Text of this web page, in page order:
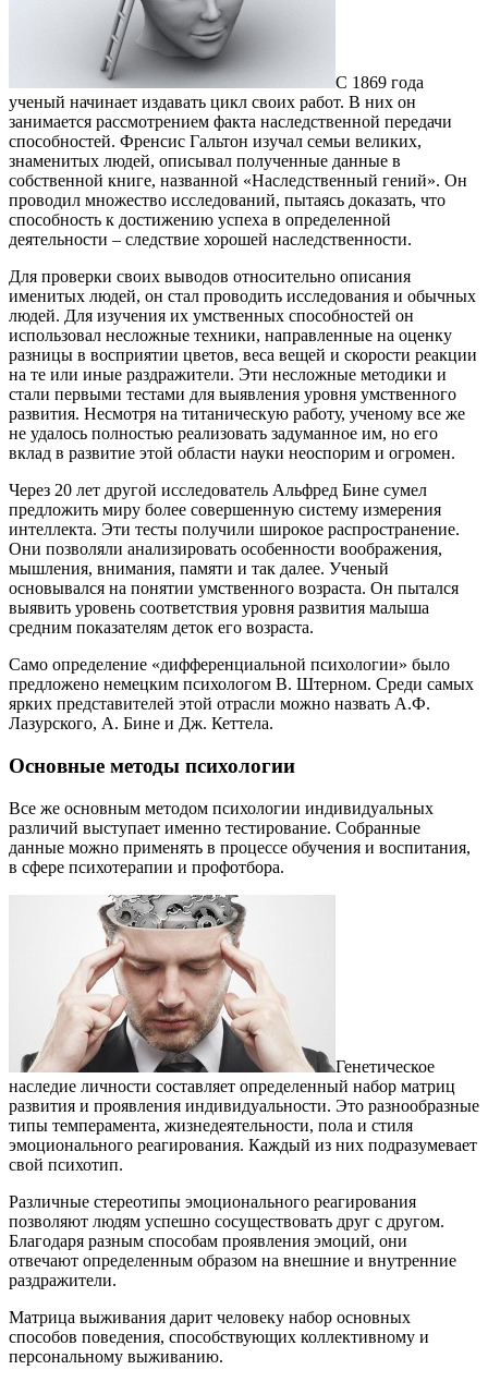
С 1869 года
ученый начинает издавать цикл своих работ. В них он
занимается рассмотрением факта наследственной передачи
способностей. Френсис Гальтон изучал семьи великих,
знаменитых людей, описывал полученные данные в
собственной книге, названной «Наследственный гений». Он
проводил множество исследований, пытаясь доказать, что
способность к достижению успеха в определенной
деятельности – следствие хорошей наследственности.
Для проверки своих выводов относительно описания
именитых людей, он стал проводить исследования и обычных
людей. Для изучения их умственных способностей он
использовал несложные техники, направленные на оценку
разницы в восприятии цветов, веса вещей и скорости реакции
на те или иные раздражители. Эти несложные методики и
стали первыми тестами для выявления уровня умственного
развития. Несмотря на титаническую работу, ученому все же
не удалось полностью реализовать задуманное им, но его
вклад в развитие этой области науки неоспорим и огромен.
Через 20 лет другой исследователь Альфред Бине сумел
предложить миру более совершенную систему измерения
интеллекта. Эти тесты получили широкое распространение.
Они позволяли анализировать особенности воображения,
мышления, внимания, памяти и так далее. Ученый
основывался на понятии умственного возраста. Он пытался
выявить уровень соответствия уровня развития малыша
средним показателям деток его возраста.
Само определение «дифференциальной психологии» было
предложено немецким психологом В. Штерном. Среди самых
ярких представителей этой отрасли можно назвать А.Ф.
Лазурского, А. Бине и Дж. Кеттела.
Основные методы психологии
Все же основным методом психологии индивидуальных
различий выступает именно тестирование. Собранные
данные можно применять в процессе обучения и воспитания,
в сфере психотерапии и профотбора.
Генетическое
наследие личности составляет определенный набор матриц
развития и проявления индивидуальности. Это разнообразные
типы темперамента, жизнедеятельности, пола и стиля
эмоционального реагирования. Каждый из них подразумевает
свой психотип.
Различные стереотипы эмоционального реагирования
позволяют людям успешно сосуществовать друг с другом.
Благодаря разным способам проявления эмоций, они
отвечают определенным образом на внешние и внутренние
раздражители.
Матрица выживания дарит человеку набор основных
способов поведения, способствующих коллективному и
персональному выживанию.